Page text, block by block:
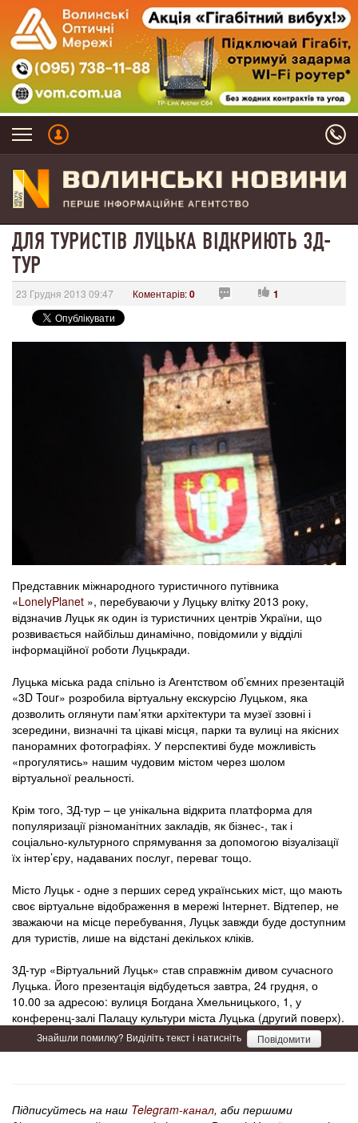
ДЛЯ ТУРИСТІВ ЛУЦЬКА ВІДКРИЮТЬ 3Д-
ТУР
23 Грудня 2013 09:47 Коментарів:0 1
Представник міжнародного туристичного путівника
«LonelyPlanet », перебуваючи у Луцьку влітку 2013 року,
відзначив Луцьк як один із туристичних центрів України, що
розвивається найбільш динамічно, повідомили у відділі
інформаційної роботи Луцькради.
Луцька міська рада спільно із Агентством об’ємних презентацій
«3D Tour» розробила віртуальну екскурсію Луцьком, яка
дозволить оглянути пам’ятки архітектури та музеї ззовні і
зсередини, визначні та цікаві місця, парки та вулиці на якісних
панорамних фотографіях. У перспективі буде можливість
«прогулятись» нашим чудовим містом через шолом
віртуальної реальності.
Крім того, ЗД-тур – це унікальна відкрита платформа для
популяризації різноманітних закладів, як бізнес-, так і
соціально-культурного спрямування за допомогою візуалізації
їх інтер’єру, надаваних послуг, переваг тощо.
Місто Луцьк - одне з перших серед українських міст, що мають
своє віртуальне відображення в мережі Інтернет. Відтепер, не
зважаючи на місце перебування, Луцьк завжди буде доступним
для туристів, лише на відстані декількох кліків.
3Д-тур «Віртуальний Луцьк» став справжнім дивом сучасного
Луцька. Його презентація відбудеться завтра, 24 грудня, о
10.00 за адресою: вулиця Богдана Хмельницького, 1, у
конференц-залі Палацу культури міста Луцька (другий поверх).
Знайшли помилку? Виділіть текст і натисніть Повідомити
Підписуйтесь на наш Telegram-канал, аби першими